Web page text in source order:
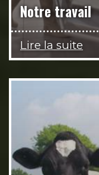
Notre travail
Lire la suite